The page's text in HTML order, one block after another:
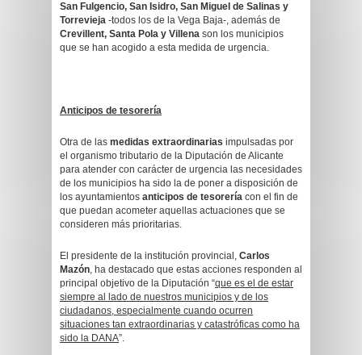
San Fulgencio, San Isidro, San Miguel de Salinas y
Torrevieja -todos los de la Vega Baja-, además de
Crevillent, Santa Pola y Villena son los municipios
que se han acogido a esta medida de urgencia.
Anticipos de tesorería
Otra de las medidas extraordinarias impulsadas por
el organismo tributario de la Diputación de Alicante
para atender con carácter de urgencia las necesidades
de los municipios ha sido la de poner a disposición de
los ayuntamientos anticipos de tesorería con el fin de
que puedan acometer aquellas actuaciones que se
consideren más prioritarias.
El presidente de la institución provincial, Carlos
Mazón, ha destacado que estas acciones responden al
principal objetivo de la Diputación “que es el de estar
siempre al lado de nuestros municipios y de los
ciudadanos, especialmente cuando ocurren
situaciones tan extraordinarias y catastróficas como ha
sido la DANA”.